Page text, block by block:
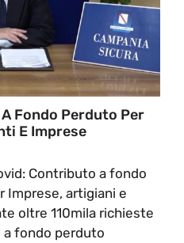
Fondo Perduto Per
E Imprese
Contributo a fondo
Imprese, artigiani e
oltre 110mila richieste
fondo perduto